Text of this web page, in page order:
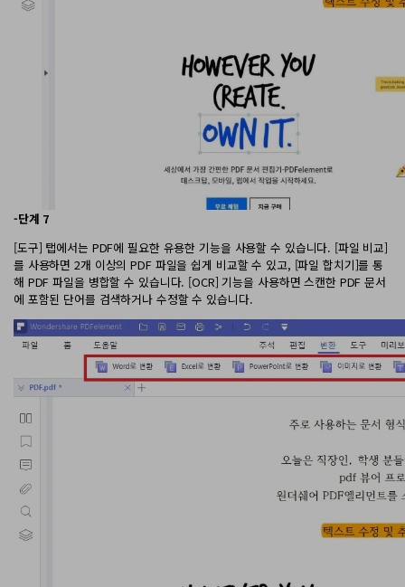
-단계 7
[도구] 탭에서는 PDF에 필요한 유용한 기능을 사용할 수 있습니다. [파일 비교]
를 사용하면 2개 이상의 PDF 파일을 쉽게 비교할 수 있고, [파일 합치기]를 통
해 PDF 파일을 병합할 수 있습니다. [OCR] 기능을 사용하면 스캔한 PDF 문서
에 포함된 단어를 검색하거나 수정할 수 있습니다.